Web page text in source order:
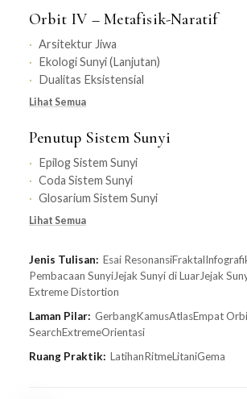
Orbit IV – Metafisik-Naratif
Arsitektur Jiwa
Ekologi Sunyi (Lanjutan)
Dualitas Eksistensial
Lihat Semua
Penutup Sistem Sunyi
Epilog Sistem Sunyi
Coda Sistem Sunyi
Glosarium Sistem Sunyi
Lihat Semua
Jenis Tulisan: Esai ResonansiFraktal
Pembacaan SunyiJejak Sunyi di LuarJejak
Extreme Distortion
Laman Pilar: GerbangKamusAtlasEmpat
SearchExtremeOrientasi
Ruang Praktik: LatihanRitmeLitaniGema